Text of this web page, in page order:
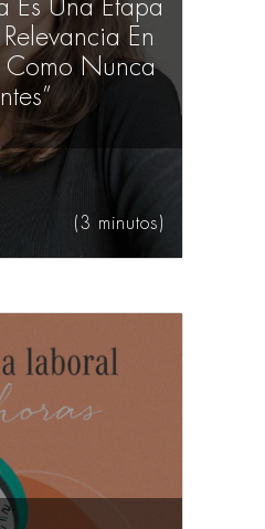
Es Una Etapa
En
Como Nunca
(3 minutos)